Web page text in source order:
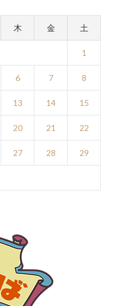
木 金 土
1
6 7 8
13 14 15
20 21 22
27 28 29